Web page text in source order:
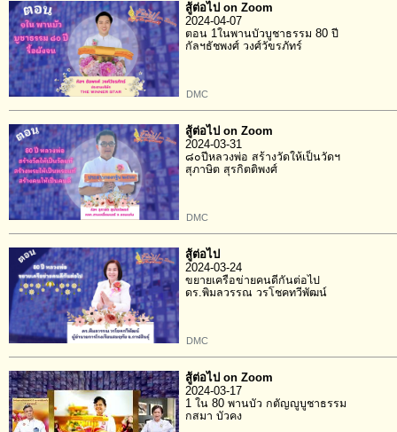
สู้ต่อไป on Zoom
2024-04-07
ตอน 1ในพานบัวบูชาธรรม 80 ปี
กัลฯธัชพงศ์ วงศ์วัขรภัทร์
DMC
สู้ต่อไป on Zoom
2024-03-31
๘๐ปีหลวงพ่อ สร้างวัดให้เป็นวัดฯ
สุภาษิต สุรกิตติพงศ์
DMC
สู้ต่อไป
2024-03-24
ขยายเครือข่ายคนดีกันต่อไป
ดร.พิมลวรรณ วรโชคทวีพัฒน์
DMC
สู้ต่อไป on Zoom
2024-03-17
1 ใน 80 พานบัว กตัญญูบูชาธรรม
กสมา บัวคง